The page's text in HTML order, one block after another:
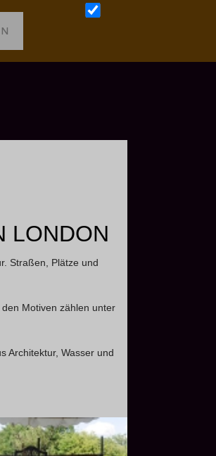
Straßen, Plätze und
Motiven zählen unter
Architektur, Wasser und